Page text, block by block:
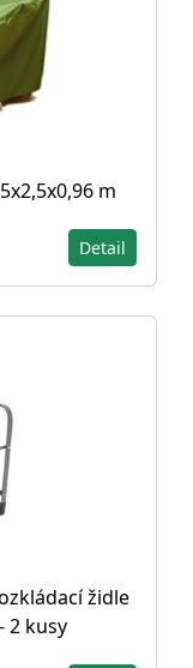
m
Detail
židle
2 kusy